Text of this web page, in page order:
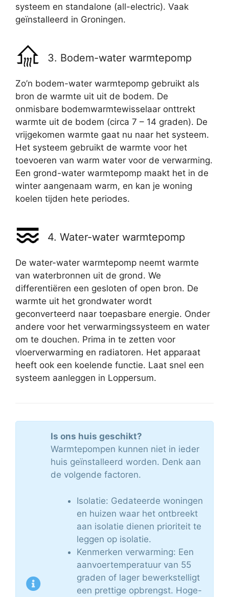
systeem en standalone (all-electric). Vaak
geïnstalleerd in Groningen.
3. Bodem-water warmtepomp
Zo’n bodem-water warmtepomp gebruikt als
bron de warmte uit uit de bodem. De
onmisbare bodemwarmtewisselaar onttrekt
warmte uit de bodem (circa 7 – 14 graden). De
vrijgekomen warmte gaat nu naar het systeem.
Het systeem gebruikt de warmte voor het
toevoeren van warm water voor de verwarming.
Een grond-water warmtepomp maakt het in de
winter aangenaam warm, en kan je woning
koelen tijden hete periodes.
4. Water-water warmtepomp
De water-water warmtepomp neemt warmte
van waterbronnen uit de grond. We
differentiëren een gesloten of open bron. De
warmte uit het grondwater wordt
geconverteerd naar toepasbare energie. Onder
andere voor het verwarmingssysteem en water
om te douchen. Prima in te zetten voor
vloerverwarming en radiatoren. Het apparaat
heeft ook een koelende functie. Laat snel een
systeem aanleggen in Loppersum.
Is ons huis geschikt?
Warmtepompen kunnen niet in ieder
huis geïnstalleerd worden. Denk aan
de volgende factoren.
Isolatie: Gedateerde woningen
en huizen waar het ontbreekt
aan isolatie dienen prioriteit te
leggen op isolatie.
Kenmerken verwarming: Een
aanvoertemperatuur van 55
graden of lager bewerkstelligt
een prettige opbrengst. Hoge-